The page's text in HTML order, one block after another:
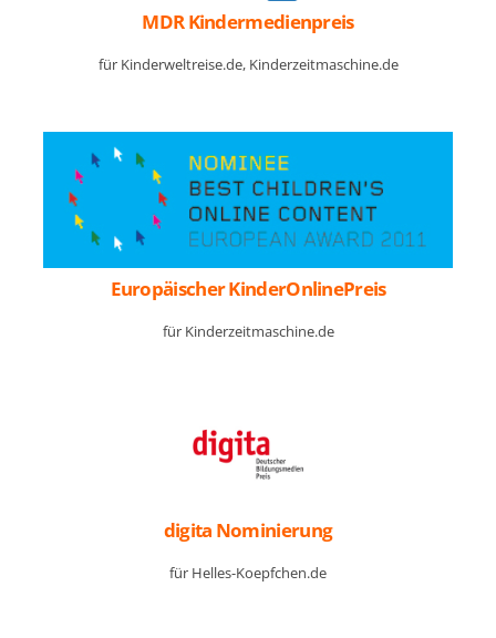
MDR Kindermedienpreis
für Kinderweltreise.de, Kinderzeitmaschine.de
Europäischer KinderOnlinePreis
für Kinderzeitmaschine.de
digita Nominierung
für Helles-Koepfchen.de